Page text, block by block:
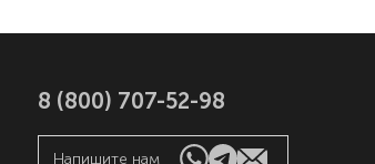
8 (800) 707-52-98
Напишите нам